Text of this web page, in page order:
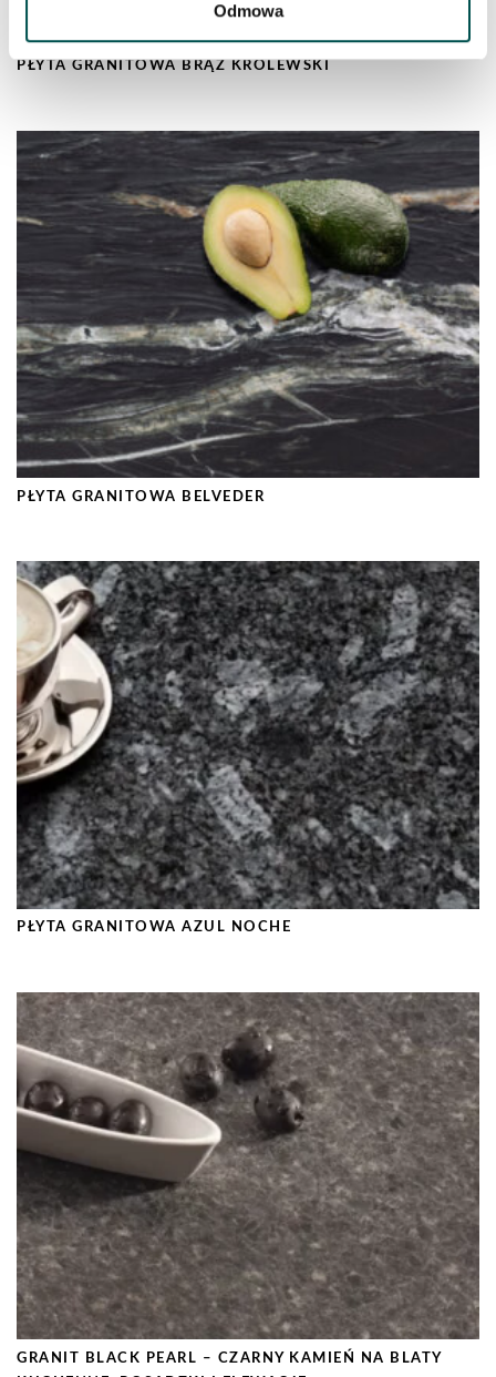
Odmowa
PŁYTA GRANITOWA BRĄZ KRÓLEWSKI
PŁYTA GRANITOWA BELVEDER
PŁYTA GRANITOWA AZUL NOCHE
GRANIT BLACK PEARL – CZARNY KAMIEŃ NA BLATY